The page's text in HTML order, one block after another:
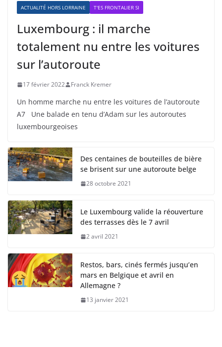
ACTUALITÉ HORS LORRAINE T'ES FRONTALIER SI
Luxembourg : il marche
totalement nu entre les voitures
sur l’autoroute
17 février 2022 Franck Kremer
Un homme marche nu entre les voitures de l’autoroute
A7 Une balade en tenu d’Adam sur les autoroutes
luxembourgeoises
Des centaines de bouteilles de bière
se brisent sur une autoroute belge
28 octobre 2021
Le Luxembourg valide la réouverture
des terrasses dès le 7 avril
2 avril 2021
Restos, bars, cinés fermés jusqu’en
mars en Belgique et avril en
Allemagne ?
13 janvier 2021